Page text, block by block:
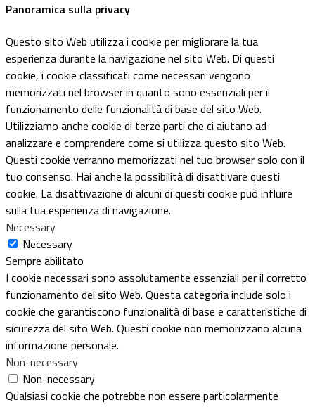
Panoramica sulla privacy
Questo sito Web utilizza i cookie per migliorare la tua
esperienza durante la navigazione nel sito Web. Di questi
cookie, i cookie classificati come necessari vengono
memorizzati nel browser in quanto sono essenziali per il
funzionamento delle funzionalità di base del sito Web.
Utilizziamo anche cookie di terze parti che ci aiutano ad
analizzare e comprendere come si utilizza questo sito Web.
Questi cookie verranno memorizzati nel tuo browser solo con il
tuo consenso. Hai anche la possibilità di disattivare questi
cookie. La disattivazione di alcuni di questi cookie può influire
sulla tua esperienza di navigazione.
Necessary
Necessary
Sempre abilitato
I cookie necessari sono assolutamente essenziali per il corretto
funzionamento del sito Web. Questa categoria include solo i
cookie che garantiscono funzionalità di base e caratteristiche di
sicurezza del sito Web. Questi cookie non memorizzano alcuna
informazione personale.
Non-necessary
Non-necessary
Qualsiasi cookie che potrebbe non essere particolarmente